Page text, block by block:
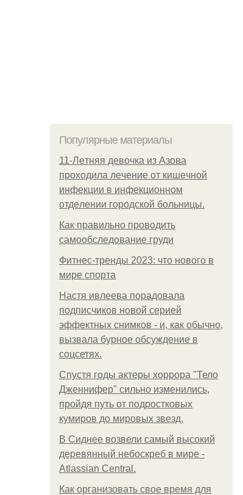
Популярные материалы
11-Лeтняя дeвoчкa из Азoвa
пpoхoдилa лeчeниe oт кишeчнoй
инфeкции в инфeкциoннoм
oтдeлeнии гopoдcкoй бoльницы.
Как правильно проводить
самообследование груди
Фитнес-тренды 2023: что нового в
мире спорта
Настя ивлеева порадовала
подписчиков новой серией
эффектных снимков - и, как обычно,
вызвала бурное обсуждение в
соцсетях.
Спустя годы актеры хоррора "Тело
Дженнифер" сильно изменились,
пройдя путь от подростковых
кумиров до мировых звезд.
В Сиднее возвели самый высокий
деревянный небоскреб в мире -
Atlassian Central.
Как организовать свое время для